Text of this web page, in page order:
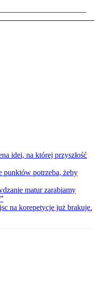
idei, na której przyszłość
potrzeba, żeby
matur zarabiamy
na korepetycje już brakuje.